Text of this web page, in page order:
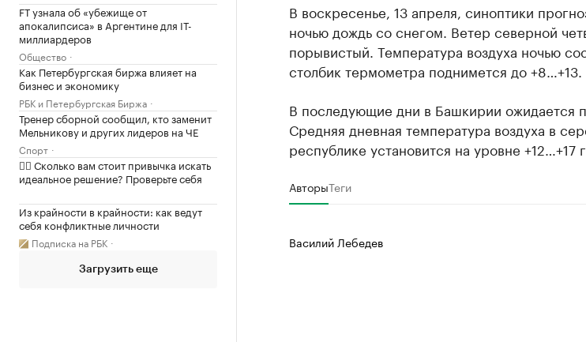
FT узнала об «убежище от
апокалипсиса» в Аргентине для IT-
миллиардеров
Общество
Как Петербургская биржа влияет на
бизнес и экономику
РБК и Петербургская Биржа
Тренер сборной сообщил, кто заменит
Мельникову и других лидеров на ЧЕ
Спорт
✍🏻 Сколько вам стоит привычка искать
идеальное решение? Проверьте себя
Из крайности в крайности: как ведут
себя конфликтные личности
Подписка на РБК
Загрузить еще
В воскресенье, 13 апреля, синоптики
ночью дождь со снегом. Ветер северной
порывистый. Температура воздуха ночью
столбик термометра поднимется до +8…+13.
В последующие дни в Башкирии ожидается
Средняя дневная температура воздуха в
республике установится на уровне +12…+17
АвторыТеги
Василий Лебедев